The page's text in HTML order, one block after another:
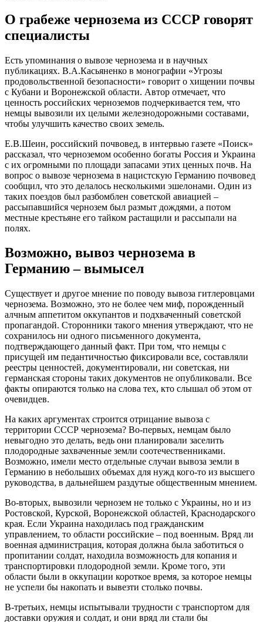
О грабеже чернозема из СССР говорят
специалисты
Есть упоминания о вывозе чернозема и в научных
публикациях. В.А.Касьяненко в монографии «Угрозы
продовольственной безопасности» говорит о хищении почвы
с Кубани и Воронежской области. Автор отмечает, что
ценность российских черноземов подчеркивается тем, что
немцы вывозили их целыми железнодорожными составами,
чтобы улучшить качество своих земель.
Е.В.Шеин, российский почвовед, в интервью газете «Поиск»
рассказал, что черноземом особенно богаты Россия и Украина
с их огромными по площади запасами этих ценных почв. На
вопрос о вывозе чернозема в нацистскую Германию почвовед
сообщил, что это делалось несколькими эшелонами. Один из
таких поездов был разбомблен советской авиацией –
рассыпавшийся чернозем был размыт дождями, а потом
местные крестьяне его тайком растащили и рассыпали на
полях.
Возможно, вывоз чернозема в
Германию – вымысел
Существует и другое мнение по поводу вывоза гитлеровцами
чернозема. Возможно, это не более чем миф, порожденный
алчным аппетитом оккупантов и подхваченный советской
пропагандой. Сторонники такого мнения утверждают, что не
сохранилось ни одного письменного документа,
подтверждающего данный факт. При том, что немцы с
присущей им педантичностью фиксировали все, составляли
реестры ценностей, документировали, ни советская, ни
германская стороны таких документов не опубликовали. Все
факты опираются только на слова тех, кто слышал об этом от
очевидцев.
На каких аргументах строится отрицание вывоза с
территории СССР чернозема? Во-первых, немцам было
невыгодно это делать, ведь они планировали заселить
плодородные захваченные земли соотечественниками.
Возможно, имели место отдельные случаи вывоза земли в
Германию в небольших объемах для нужд кого-то из высшего
руководства, в дальнейшем раздутые общественным мнением.
Во-вторых, вывозили чернозем не только с Украины, но и из
Ростовской, Курской, Воронежской областей, Краснодарского
края. Если Украина находилась под гражданским
управлением, то области российские – под военным. Вряд ли
военная администрация, которая должна была заботиться о
пропитании солдат, находила возможность для копания и
транспортировки плодородной земли. Кроме того, эти
области были в оккупации короткое время, за которое немцы
не успели бы накопать и вывезти столько почвы.
В-третьих, немцы испытывали трудности с транспортом для
доставки оружия и солдат, и они вряд ли стали бы